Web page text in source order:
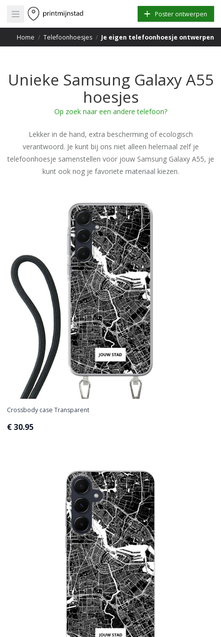
Open main menu Poster ontwerpen
Home / Telefoonhoesjes / Je eigen telefoonhoesje ontwerpen
Unieke Samsung Galaxy A55
hoesjes
Op zoek naar een andere telefoon?
Lekker in de hand, extra bescherming of ecologisch
verantwoord. Je kunt bij ons niet alleen helemaal zelf je
telefoonhoesje samenstellen voor jouw Samsung Galaxy A55, je
kunt ook nog je favoriete materiaal kiezen.
Crossbody case Transparent
€ 30.95